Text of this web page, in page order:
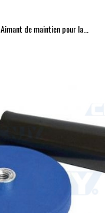
Aimant de maintien pour la...